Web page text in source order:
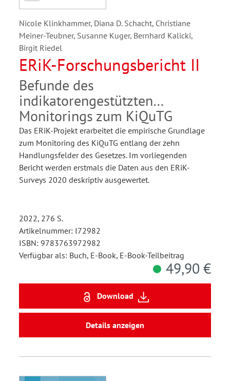
Nicole Klinkhammer, Diana D. Schacht, Christiane
Meiner-Teubner, Susanne Kuger, Bernhard Kalicki,
Birgit Riedel
ERiK-Forschungsbericht II
Befunde des
indikatorengestützten
Monitorings zum KiQuTG
Das ERiK-Projekt erarbeitet die empirische Grundlage
zum Monitoring des KiQuTG entlang der zehn
Handlungsfelder des Gesetzes. Im vorliegenden
Bericht werden erstmals die Daten aus den ERiK-
Surveys 2020 deskriptiv ausgewertet.
2022, 276 S.
Artikelnummer: I72982
ISBN: 9783763972982
Verfügbar als: Buch, E-Book, E-Book-Teilbeitrag
49,90 €
Download
Details anzeigen